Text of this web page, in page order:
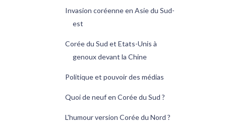
Invasion coréenne en Asie du Sud-
est
Corée du Sud et Etats-Unis à
genoux devant la Chine
Politique et pouvoir des médias
Quoi de neuf en Corée du Sud ?
L'humour version Corée du Nord ?